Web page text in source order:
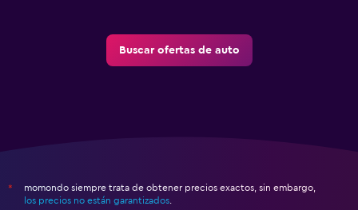
Buscar ofertas de auto
*
momondo siempre trata de obtener precios exactos, sin embargo,
los precios no están garantizados.